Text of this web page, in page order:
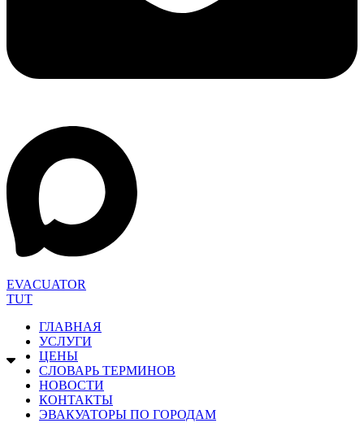
EVACUATOR
TUT
ГЛАВНАЯ
УСЛУГИ
ЦЕНЫ
СЛОВАРЬ ТЕРМИНОВ
НОВОСТИ
КОНТАКТЫ
ЭВАКУАТОРЫ ПО ГОРОДАМ